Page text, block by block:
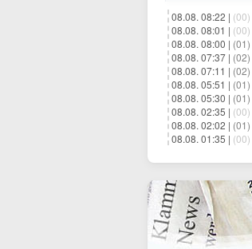
08.08. 08:22 | (00)
08.08. 08:01 | (00)
08.08. 08:00 | (01)
08.08. 07:37 | (02)
08.08. 07:11 | (02)
08.08. 05:51 | (01)
08.08. 05:30 | (01)
08.08. 02:35 | (00)
08.08. 02:02 | (01)
08.08. 01:35 | (00)